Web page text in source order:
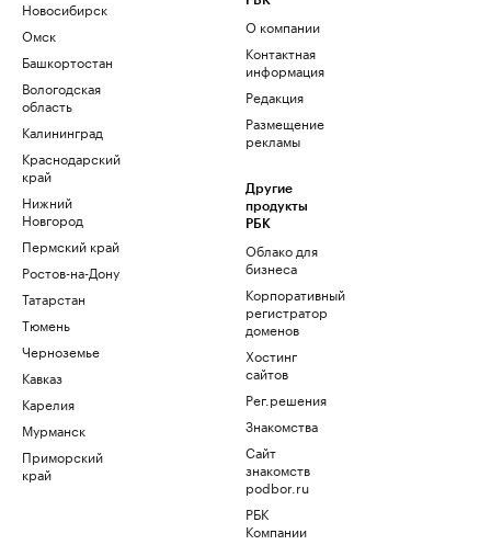
Новосибирск
Омск
Башкортостан
Вологодская
область
Калининград
Краснодарский
край
Нижний
Новгород
Пермский край
Ростов-на-Дону
Татарстан
Тюмень
Черноземье
Кавказ
Карелия
Мурманск
Приморский
край
О компании
Контактная
информация
Редакция
Размещение
рекламы
Другие
продукты
РБК
Облако для
бизнеса
Корпоративный
регистратор
доменов
Хостинг
сайтов
Рег.решения
Знакомства
Сайт
знакомств
podbor.ru
РБК
Компании